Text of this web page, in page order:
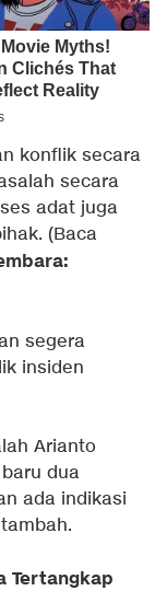
konflik secara
secara
adat juga
(Baca
segera
insiden
Arianto
dua
ada indikasi
Tertangkap